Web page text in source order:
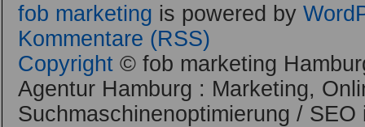
fob marketing is powered by
Kommentare (RSS)
Copyright © fob marketing
Agentur Hamburg : Marketing,
Suchmaschinenoptimierung / SEO